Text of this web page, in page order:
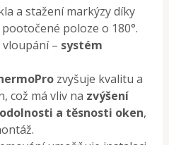
a stažení markýzy díky
poloze o 180°.
– systém
zvyšuje kvalitu a
což má vliv na zvýšení
a těsnosti oken,